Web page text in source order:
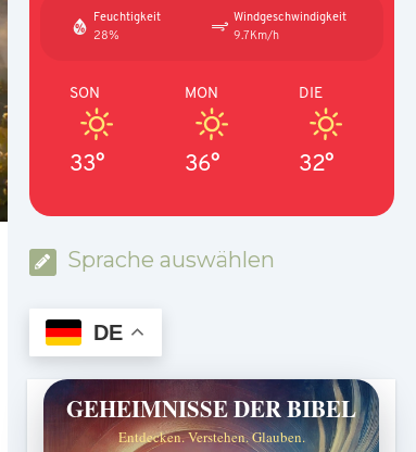
Feuchtigkeit
28%
Windgeschwindigkeit
9.7Km/h
SON
33°
MON
36°
DIE
32°
Sprache auswählen
DE
GEHEIMNISSE DER BIBEL
Entdecken. Verstehen. Glauben.